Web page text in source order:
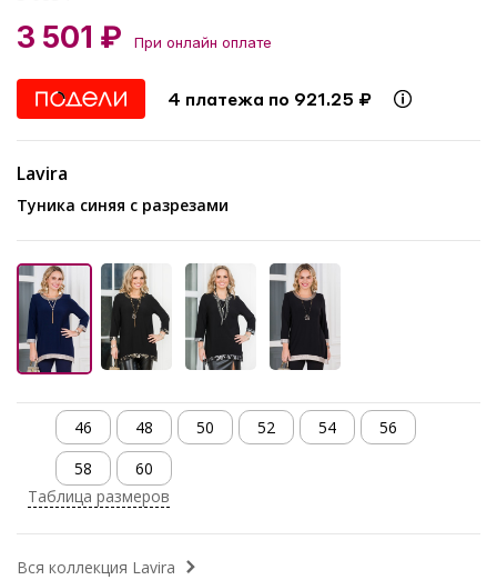
3 501 ₽ При онлайн оплате
4 платежа по 921.25 ₽
Lavira
Туника синяя с разрезами
46 48 50 52 54
56
58
60
Таблица размеров
Вся коллекция Lavira